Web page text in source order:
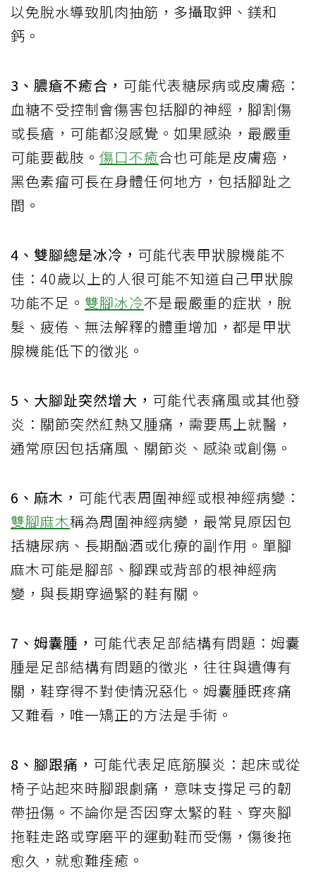
以免脫水導致肌肉抽筋，多攝取鉀、鎂和
鈣。
3、膿瘡不癒合， 可能代表糖尿病或皮膚癌：
血糖不受控制會傷害包括腳的神經，腳割傷
或長瘡，可能都沒感覺。如果感染，最嚴重
可能要截肢。 傷口不癒合也可能是皮膚癌，
黑色素瘤可長在身體任何地方，包括腳趾之
間。
4、雙腳總是冰冷， 可能代表甲狀腺機能不
佳：40歲以上的人很可能不知道自己甲狀腺
功能不足。 雙腳冰冷不是最嚴重的症狀，脫
髮、疲倦、無法解釋的體重增加，都是甲狀
腺機能低下的徵兆。
5、大腳趾突然增大， 可能代表痛風或其他發
炎：關節突然紅熱又腫痛，需要馬上就醫，
通常原因包括痛風、關節炎、感染或創傷。
6、麻木， 可能代表周圍神經或根神經病變：
雙腳麻木稱為周圍神經病變，最常見原因包
括糖尿病、長期酗酒或化療的副作用。單腳
麻木可能是腳部、腳踝或背部的根神經病
變，與長期穿過緊的鞋有關。
7、姆囊腫， 可能代表足部結構有問題：姆囊
腫是足部結構有問題的徵兆，往往與遺傳有
關，鞋穿得不對使情況惡化。姆囊腫既疼痛
又難看，唯一矯正的方法是手術。
8、腳跟痛， 可能代表足底筋膜炎：起床或從
椅子站起來時腳跟劇痛，意味支撐足弓的韌
帶扭傷。不論你是否因穿太緊的鞋、穿夾腳
拖鞋走路或穿磨平的運動鞋而受傷，傷後拖
愈久，就愈難痊癒。